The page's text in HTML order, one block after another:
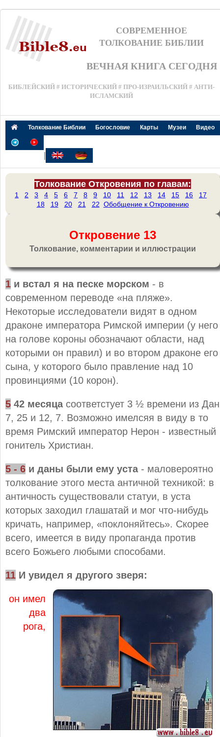
СОВРЕМЕННОЕ
ТОЛКОВАНИЕ БИБЛИИ
ВЕЧНАЯ КНИГА СЕГОДНЯ
БИБЛЕЙСКИЙ # ИСТОРИЧЕСКИЙ # ПРО-ИЗРАИЛЬСКИЙ # АНТИ-
ИСЛАМСКИЙ
Толкование Библии Богословие Карты Музеи Видео
|
Толкование Откровения по главам:
1 2 3 4 5 6 7 8 9 10 11 12 13 14 15 16
17
18
19 20 21 22 Обобщение к Откровению
Откровение 13
Толкование, комментарии и иллюстрации
1 и встал я на песке морском - в
современном переводе «на пляже».
Некоторые исследователи видят в одном
драконе императора Римской империи (у него
на голове короны обозначают области, над
которыми он правил) и во втором драконе его
сына, у которого было правление над 10
провинциями (10 корон).
5 42 месяцасоответстует 3 ½ времени из Дан
7, 25 и 12, 7. Возможно имелсяя в виду в то
время Римский император Нерон - известный
гонитель Христиан.
5 - 6 и даны были ему уста- маловероятно
толкование этого места античной техникой: в
античность существовали статуи, в уста
которых заходил глашатай и мог что-нибудь
кричать, например, «поклоняйтесь». Скорее
всего, имеется в виду пропаганда против
всего Божьего любыми способами.
11 И увидел я другого зверя:
он имел
два
рога,